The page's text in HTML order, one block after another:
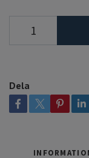
Dela